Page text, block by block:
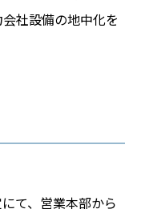
社設備の地中化を
て、営業本部から